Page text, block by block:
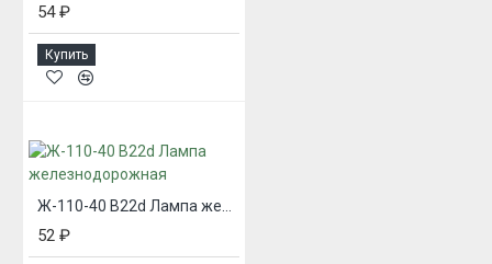
54 ₽
Купить
Ж-110-40 В22d Лампа железнодорожная
52 ₽